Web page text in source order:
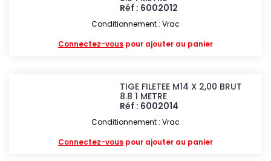
Réf : 6002012
Conditionnement : Vrac
Connectez-vous pour ajouter au panier
TIGE FILETEE M14 X 2,00 BRUT
8.8 1 METRE
Réf : 6002014
Conditionnement : Vrac
Connectez-vous pour ajouter au panier